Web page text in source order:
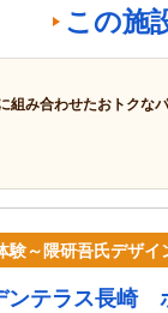
この施
組み合わせたおトクな
験～隈研吾氏デザイ
ンテラス長崎